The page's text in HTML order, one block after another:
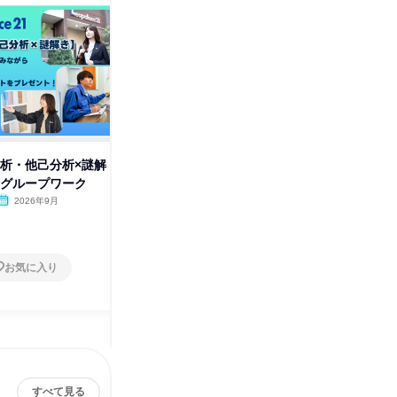
・他己分析×謎解
ループワーク
2026年9月
お気に入り
すべて見る